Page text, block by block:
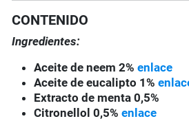
CONTENIDO
Ingredientes:
Aceite de neem 2%enlace
Aceite de eucalipto 1%
Extracto de menta 0,5%
Citronellol 0,5%enlace